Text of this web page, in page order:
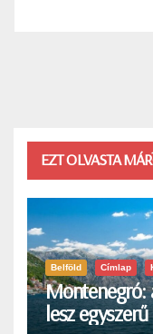
EZT OLVASTA
Belföld Címlap
Montenegró:
lesz